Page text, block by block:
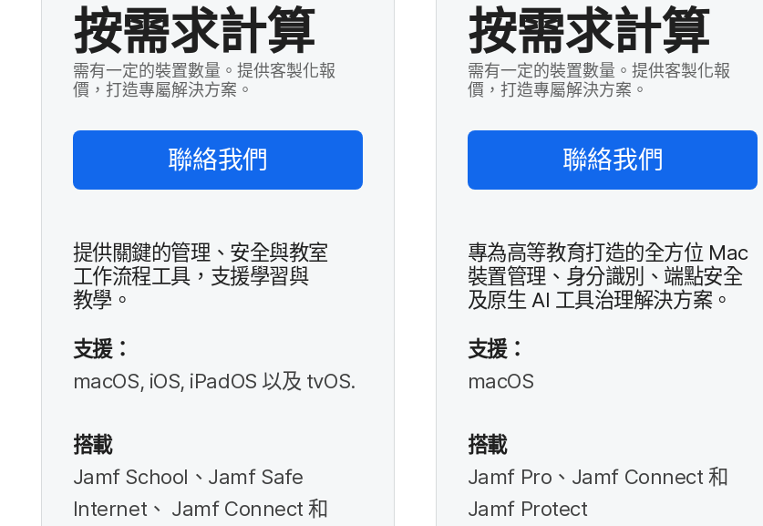
按需求計算
需有一定的裝置數量。提供客製化報
價，打造專屬解決方案。
聯絡​我們
提供​關鍵​的​管理、​安全​與​教室​
工作​流程​工具，​支援​學習​與​
教學。
支援：
macOS, iOS, iPadOS 以及 tvOS.
搭載
Jamf School 、 Jamf Safe
Internet 、 Jamf Connect和
按需求計算
需有一定的裝置數量。提供客製化報
價，打造專屬解決方案。
聯絡​我們
專為​高等​教育​打造​的​全方​位 Mac
裝置​管理、​身分識別、​端點​安全​
及​原生 AI 工具​治理​解決​方案。
支援：
macOS
搭載
Jamf Pro 、 Jamf Connect 和
Jamf Protect